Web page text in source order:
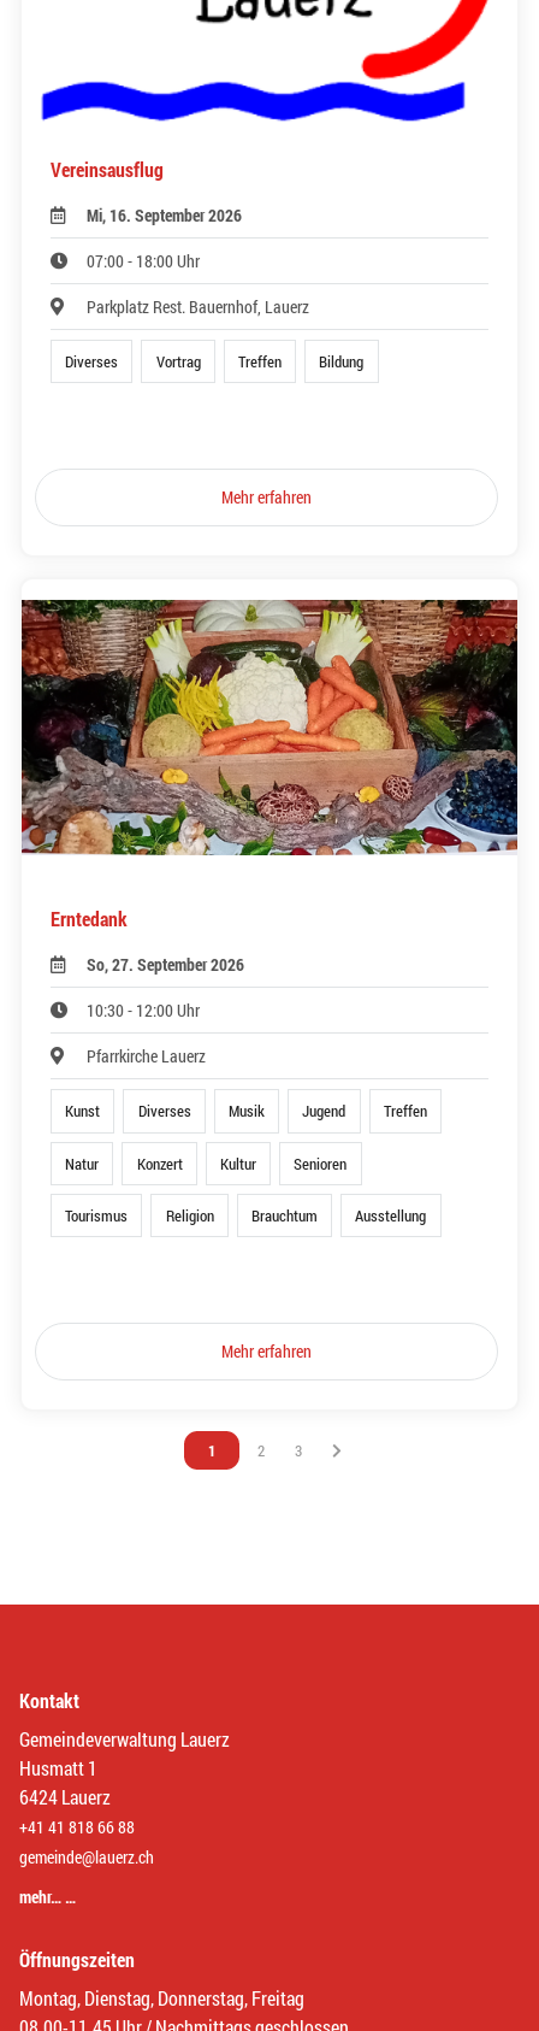
Vereinsausflug
Mi, 16. September 2026
07:00 - 18:00 Uhr
Parkplatz Rest. Bauernhof, Lauerz
Diverses Vortrag Treffen Bildung
Mehr erfahren
Erntedank
So, 27. September 2026
10:30 - 12:00 Uhr
Pfarrkirche Lauerz
Kunst Diverses Musik Jugend Treffen
Natur Konzert Kultur Senioren
Tourismus Religion Brauchtum Ausstellung
Mehr erfahren
Vous êtes sur la page
1 Vous êtes sur la page
2 Vous êtes sur la page
3
Kontakt
Gemeindeverwaltung Lauerz
Husmatt 1
6424 Lauerz
+41 41 818 66 88
gemeinde@lauerz.ch
mehr… …
Öffnungszeiten
Montag, Dienstag, Donnerstag, Freitag